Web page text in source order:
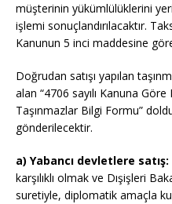
müşterinin yükümlülüklerini
işlemi sonuçlandırılacaktır.
Kanunun 5 inci maddesine
Doğrudan satışı yapılan
alan “4706 sayılı Kanuna Göre
Taşınmazlar Bilgi Formu”
gönderilecektir.
a) Yabancı devletlere satış:
karşılıklı olmak ve Dışişleri
suretiyle, diplomatik amaçla